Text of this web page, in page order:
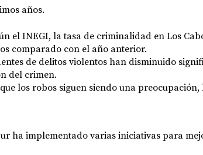
años.
el INEGI, la tasa de criminalidad en Los
comparado con el año anterior.
de delitos violentos han disminuido
del crimen.
los robos siguen siendo una
ha implementado varias iniciativas para